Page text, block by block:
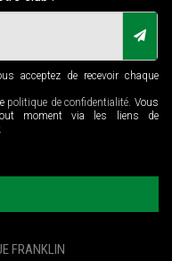
acceptez de recevoir chaque
politique de confidentialité. Vous
moment via les liens de
FRANKLIN